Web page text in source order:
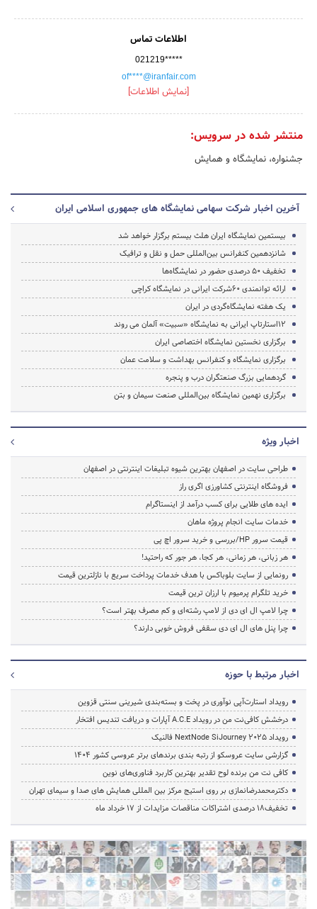
اطلاعات تماس
021219*****
of****@iranfair.com
[نمایش اطلاعات]
منتشر شده در سرویس:
جشنواره، نمایشگاه و همایش
آخرین اخبار شرکت سهامی نمایشگاه های جمهوری اسلامی ایران
بیستمین نمایشگاه ایران هلث بیستم برگزار خواهد شد
شانزدهمین کنفرانس بین‌المللی حمل و نقل و ترافیک
تخفیف 50 درصدی حضور در نمایشگاه‌ها
ارائه توانمندی 60شرکت ایرانی در نمایشگاه کراچی
یک هفته نمایشگاه‌گردی در ایران
۱۲استارتاپ ایرانی به نمایشگاه «سبیت» آلمان می روند
برگزاری نخستین نمایشگاه اختصاصی ایران
برگزاری نمایشگاه و کنفرانس بهداشت و سلامت عمان
گردهمایی بزرگ صنعتگران درب و پنجره
برگزاری نهمین نمایشگاه بین‌المللی صنعت سیمان و بتن
اخبار ویژه
طراحی سایت در اصفهان بهترین شیوه تبلیغات اینترنتی در اصفهان
فروشگاه اینترنتی کشاورزی اگری راز
ایده های طلایی برای کسب درآمد از اینستاگرام
خدمات سایت انجام پروژه ماهان
قیمت سرور HP/بررسی و خرید سرور اچ پی
هر زبانی، هر زمانی، هر کجا، هر جور که راحتید!
رونمایی از سایت بلوباکس با هدف خدمات پرداخت سریع با نازلترین قیمت
خرید تلگرام پرمیوم با ارزان ترین قیمت
چرا لامپ ال ای دی از لامپ رشته‌ای و کم مصرف بهتر است؟
چرا پنل های ال ای دی سقفی فروش خوبی دارند؟
اخبار مرتبط با حوزه
رویداد استارت‌آپی نوآوری در پخت و بسته‌بندی شیرینی سنتی قزوین
درخشش کافی‌نت من در رویداد A.C.E آپارات و دریافت تندیس افتخار
رویداد NextNode SiJourney 2025 فالنیک
گزارشی سایت عروسکو از رتبه بندی برندهای برتر عروسی کشور 1404
کافی نت من برنده لوح تقدیر بهترین کاربرد فناوری‌های نوین
دکترمحمدرضانمازی بر روی استیج مرکز بین المللی همایش های صدا و سیمای تهران
تخفیف‌18 درصدی اشتراکات مناقصات مزایدات از 17 خرداد ماه